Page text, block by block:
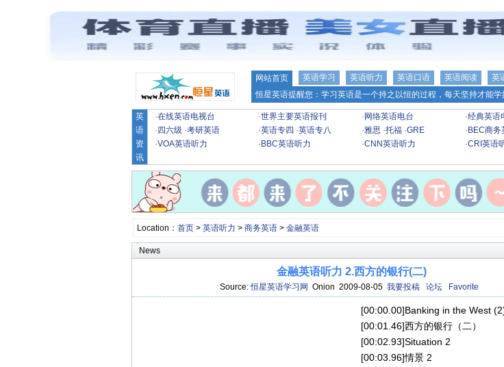
网站首页 英语学习 英语听力 英语口语 英语阅读 英
恒星英语提醒您：学习英语是一个持之以恒的过程，每天坚持才能
英
语
资
讯
·在线英语电视台 ·世界主要英语报刊 · 网络英语电台 ·经典英语
· 四六级 ·考研英语 ·英语专四 ·英语专八 ·雅思 ·托福 ·GRE · BEC商务
·VOA英语听力 · BBC英语听力 ·CNN英语听力 ·CRI英语
Location： 首页> 英语听力 > 商务英语> 金融英语
News
金融英语听力 2.西方的银行(二)
Source:恒星英语学习网 Onion 2009-08-05 我要投稿 论坛 Favorite
[00:00.00]Banking in the West
[00:01.46]西方的银行（二）
[00:02.93]Situation 2
[00:03.96]情景 2